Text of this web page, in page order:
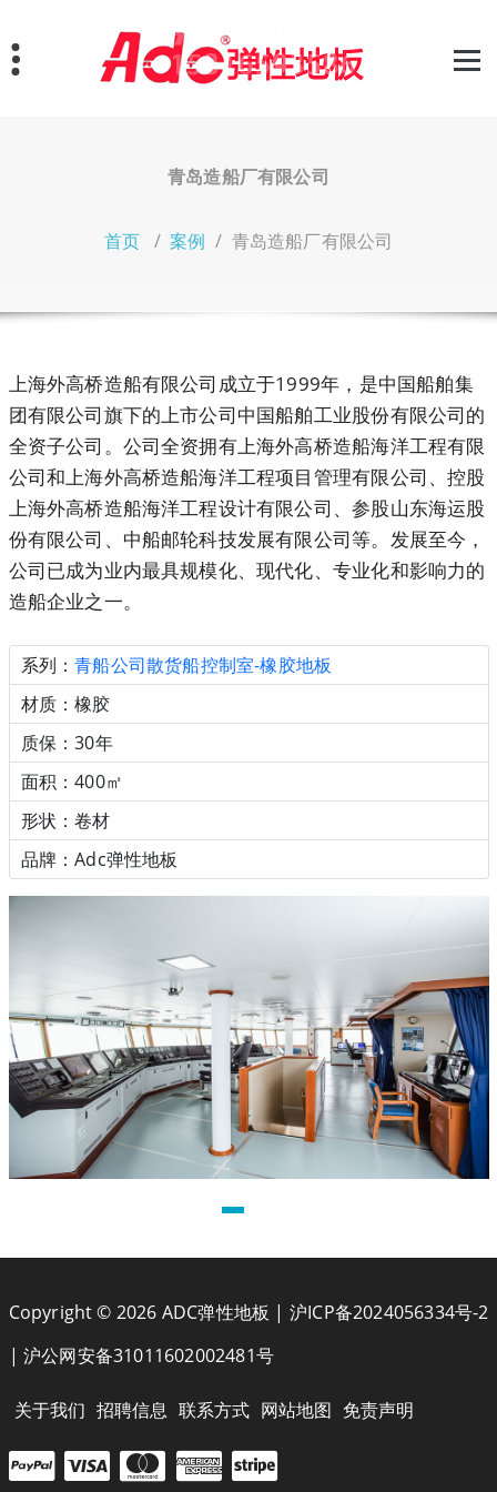
至
正
青岛造船厂有限公司
首页/案例 / 青岛造船厂有限公司
上海外高桥造船有限公司成立于1999年，是中国船舶集
团有限公司旗下的上市公司中国船舶工业股份有限公司的
全资子公司。公司全资拥有上海外高桥造船海洋工程有限
公司和上海外高桥造船海洋工程项目管理有限公司、控股
上海外高桥造船海洋工程设计有限公司、参股山东海运股
份有限公司、中船邮轮科技发展有限公司等。发展至今，
公司已成为业内最具规模化、现代化、专业化和影响力的
造船企业之一。
系列：青船公司散货船控制室-橡胶地板
材质：橡胶
质保：30年
面积：400㎡
形状：卷材
品牌：Adc弹性地板
Copyright © 2026 ADC弹性地板 | 沪ICP备2024056334号-2
| 沪公网安备31011602002481号
关于我们 招聘信息 联系方式 网站地图 免责声明